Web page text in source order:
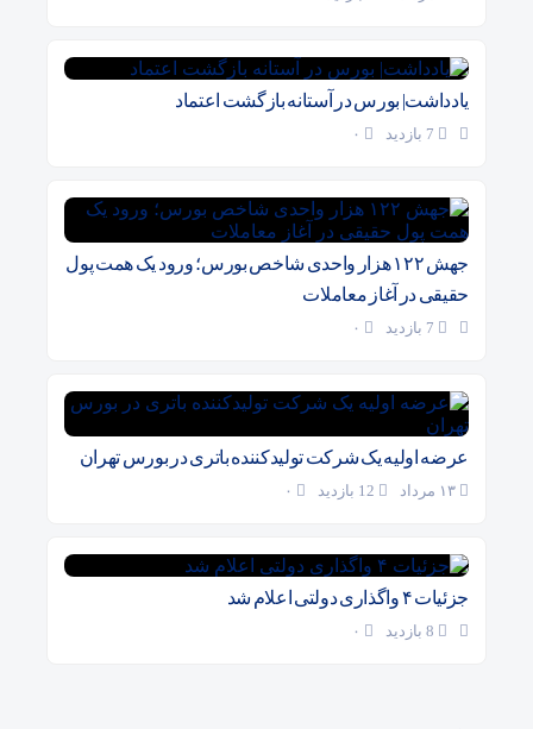
یادداشت| بورس در آستانه بازگشت اعتماد
۰
جهش ۱۲۲ هزار واحدی شاخص بورس؛ ورود یک همت پول
حقیقی در آغاز معاملات
۰
عرضه اولیه یک شرکت تولیدکننده باتری در بورس تهران
۰
جزئیات ۴ واگذاری دولتی اعلام شد
۰